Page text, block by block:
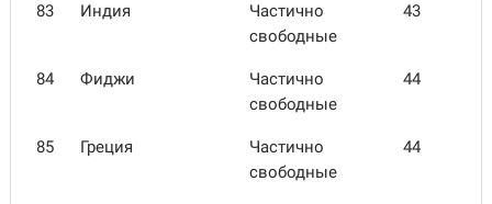
83 Индия
Частично
свободные
43
84 Фиджи
Частично
свободные
44
85 Греция
Частично
свободные
44